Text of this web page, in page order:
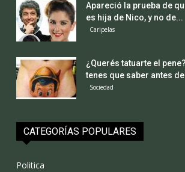
Apareció la prueba de
es hija de Nico, y no de...
Caripelas
¿Querés tatuarte el
tenes que saber antes
Sociedad
CATEGORÍAS POPULARES
Politica